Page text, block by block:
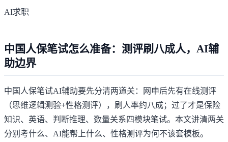
AI求职
中国人保笔试怎么准备：测评刷八成人，AI辅
助边界
中国人保笔试AI辅助要先分清两道关：网申后先有在线测评
（思维逻辑测验+性格测评），刷人率约八成；过了才是保险
知识、英语、判断推理、数量关系四模块笔试。本文讲清两关
分别考什么、AI能帮上什么、性格测评为何不该套模板。